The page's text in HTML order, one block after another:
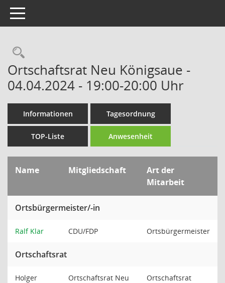
Toggle navigation
Rechercheauswahl
Ortschaftsrat Neu Königsaue -
04.04.2024 - 19:00-20:00 Uhr
Informationen Tagesordnung
TOP-Liste Anwesenheit
Name Mitgliedschaft
Art der
Mitarbeit
Ortsbürgermeister/-in
Ralf Klar CDU/FDP Ortsbürgermeister
Ortschaftsrat
Holger
Ortschaftsrat Neu
Ortschaftsrat